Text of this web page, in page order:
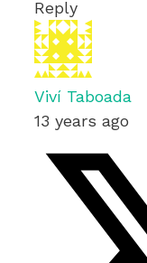
Reply
Viví Taboada
13 years ago